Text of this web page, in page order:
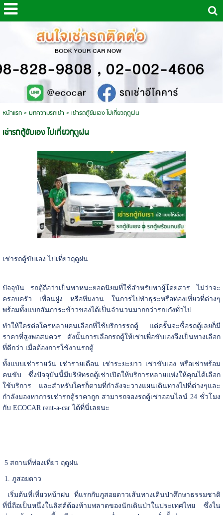
หน้าแรก> บทความรถเช่า > เช่ารถตู้ขับเอง ไปเที่ยวฤดูฝน
เช่ารถตู้ขับเอง ไปเที่ยวฤดูฝน
เช่ารถตู้ขับเอง ไปเที่ยวฤดูฝน
ปัจจุบัน รถตู้ถือว่าเป็นพาหนะยอดนิยมที่ใช้สำหรับพาผู้โดยสาร ไม่ว่าจะ
ครอบครัว เพื่อนฝูง หรือทีมงาน ในการไปทำธุระหรือท่องเที่ยวที่ต่างๆ
พร้อมทั้งแบกสัมภาระข้าวของได้เป็นจำนวนมากกว่ารถเก๋งทั่วไป
ทำให้ใครต่อใครหลายคนเลือกที่ใช้บริการรถตู้ แต่ครั้นจะซื้อรถตู้เลยก็มี
ราคาที่สูงพอสมควร ดังนั้นการเลือกรถตู้ให้เช่าเพื่อขับเองจึงเป็นทางเลือก
ที่ดีกว่า เมื่อต้องการใช้งานรถตู้
ทั้งแบบเช่ารายวัน เช่ารายเดือน เช่าระยะยาว เช่าขับเอง หรือเช่าพร้อม
คนขับ ซึ่งปัจจุบันนี้มีบริษัทรถตู้เช่าเปิดให้บริการหลายแห่งให้คุณได้เลือก
ใช้บริการ
และสำหรับใครก็ตามที่กำลังจะวางแผนเดินทางไปที่ต่างๆและ
กำลังมองหาการเช่ารถตู้ราคาถูก สามารถจองรถตู้เช่าออนไลน์ 24 ชั่วโมง
กับ ECOCAR rent-a-car ได้ที่นี่เลยนะ
5 สถานที่ท่องเที่ยว ฤดูฝน
1. ภูสอยดาว
เริ่มต้นที่เที่ยวหน้าฝน ที่แรกกับภูสอยดาวเส้นทางเดินป่าศึกษาธรรมชาติ
ที่นี่ถือเป็นหนึ่งในลิสต์ต้องห้ามพลาดของนักเดินป่าในประเทศไทย ซึ่งใน